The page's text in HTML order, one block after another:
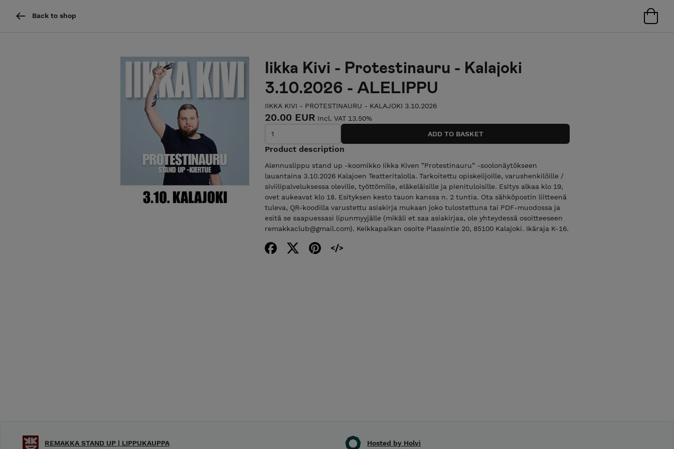
Back to shop
Iikka Kivi - Protestinauru - Kalajoki
3.10.2026 - ALELIPPU
IIKKA KIVI - PROTESTINAURU - KALAJOKI 3.10.2026
20.00 EUR Incl. VAT 13.50%
Product description
Alennuslippu stand up -koomikko Iikka Kiven ”Protestinauru” -soolonäytökseen
lauantaina 3.10.2026 Kalajoen Teatteritalolla. Tarkoitettu opiskelijoille, varushenkilöille /
siviilipalveluksessa oleville, työttömille, eläkeläisille ja pienituloisille. Esitys alkaa klo 19,
ovet aukeavat klo 18. Esityksen kesto tauon kanssa n. 2 tuntia. Ota sähköpostin liitteenä
tuleva, QR-koodilla varustettu asiakirja mukaan joko tulostettuna tai PDF-muodossa ja
esitä se saapuessasi lipunmyyjälle (mikäli et saa asiakirjaa, ole yhteydessä osoitteeseen
remakkaclub@gmail.com). Keikkapaikan osoite Plassintie 20, 85100 Kalajoki. Ikäraja K-16.
Hosted by Holvi
REMAKKA STAND UP | LIPPUKAUPPA